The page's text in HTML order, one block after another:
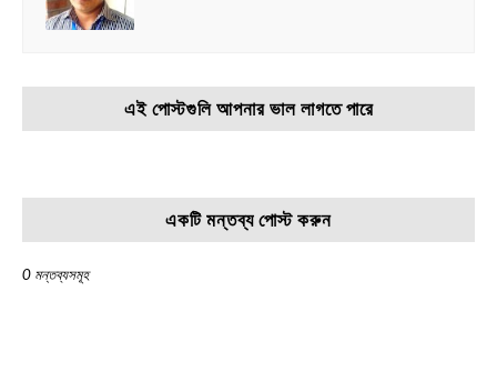
এই পোস্টগুলি আপনার ভাল লাগতে পারে
একটি মন্তব্য পোস্ট করুন
0 মন্তব্যসমূহ